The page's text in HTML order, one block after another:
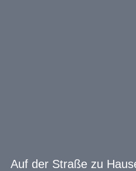
Auf der Straße zu